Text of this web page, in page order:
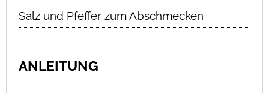
Salz und Pfeffer zum Abschmecken
ANLEITUNG